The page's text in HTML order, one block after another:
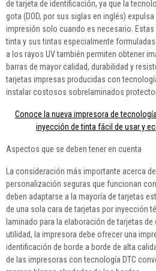
de tarjeta de identificación, ya que la
gota (DOD, por sus siglas en inglés)
impresión solo cuando es necesario.
tinta y sus tintas especialmente
a los rayos UV también permiten obtener
barras de mayor calidad, durabilidad y
tarjetas impresas producidas con
instalar costosos sobrelaminados
Conoce la nueva impresora de
inyección de tinta fácil de usar y
Aspectos que se deben tener en cuenta
La consideración más importante acerca
personalización seguras que funcionan
deben adaptarse a la mayoría de tarjetas
de una sola cara de tarjetas por inyección
laminado para la elaboración de tarjetas
utilidad, la impresora debe ofrecer una
identificación de borde a borde de alta
de las impresoras con tecnología DTC